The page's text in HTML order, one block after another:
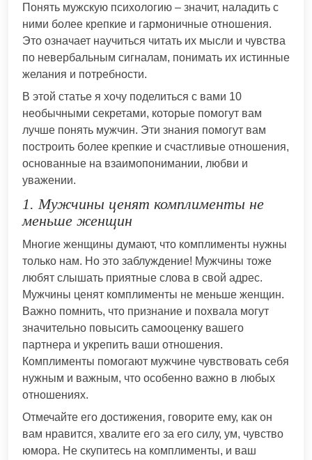
Понять мужскую психологию – значит, наладить с
ними более крепкие и гармоничные отношения.
Это означает научиться читать их мысли и чувства
по невербальным сигналам, понимать их истинные
желания и потребности.
В этой статье я хочу поделиться с вами 10
необычными секретами, которые помогут вам
лучше понять мужчин. Эти знания помогут вам
построить более крепкие и счастливые отношения,
основанные на взаимопонимании, любви и
уважении.
1. Мужчины ценят комплименты не
меньше женщин
Многие женщины думают, что комплименты нужны
только нам. Но это заблуждение! Мужчины тоже
любят слышать приятные слова в свой адрес.
Мужчины ценят комплименты не меньше женщин.
Важно помнить, что признание и похвала могут
значительно повысить самооценку вашего
партнера и укрепить ваши отношения.
Комплименты помогают мужчине чувствовать себя
нужным и важным, что особенно важно в любых
отношениях.
Отмечайте его достижения, говорите ему, как он
вам нравится, хвалите его за его силу, ум, чувство
юмора. Не скупитесь на комплименты, и ваш